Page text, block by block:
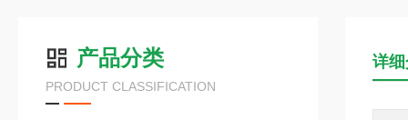
产品分类
PRODUCT CLASSIFICATION
详